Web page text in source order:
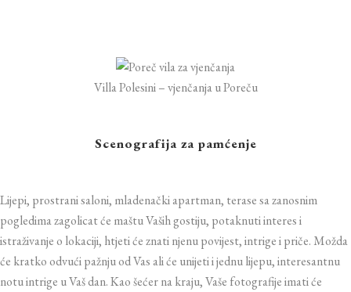
Villa Polesini – vjenčanja u Poreču
Scenografija za pamćenje
Lijepi, prostrani saloni, mladenački apartman, terase sa zanosnim
pogledima zagolicat će maštu Vaših gostiju, potaknuti interes i
istraživanje o lokaciji, htjeti će znati njenu povijest, intrige i priče. Možda
će kratko odvući pažnju od Vas ali će unijeti i jednu lijepu, interesantnu
notu intrige u Vaš dan. Kao šećer na kraju, Vaše fotografije imati će